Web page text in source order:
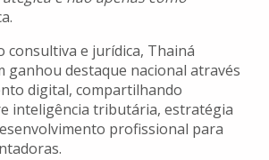
consultiva e jurídica, Thainá
ganhou destaque nacional através
digital, compartilhando
inteligência tributária, estratégia
profissional para